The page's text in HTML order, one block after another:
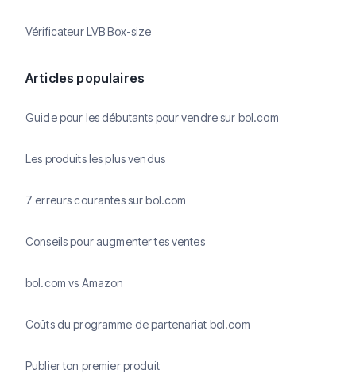
Vérificateur LVB Box-size
Articles populaires
Guide pour les débutants pour vendre sur bol.com
Les produits les plus vendus
7 erreurs courantes sur bol.com
Conseils pour augmenter tes ventes
bol.com vs Amazon
Coûts du programme de partenariat bol.com
Publier ton premier produit